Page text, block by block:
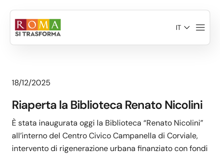
IT
18/12/2025
Riaperta la Biblioteca Renato Nicolini
È stata inaugurata oggi la Biblioteca “Renato Nicolini”
all’interno del Centro Civico Campanella di Corviale,
intervento di rigenerazione urbana finanziato con fondi